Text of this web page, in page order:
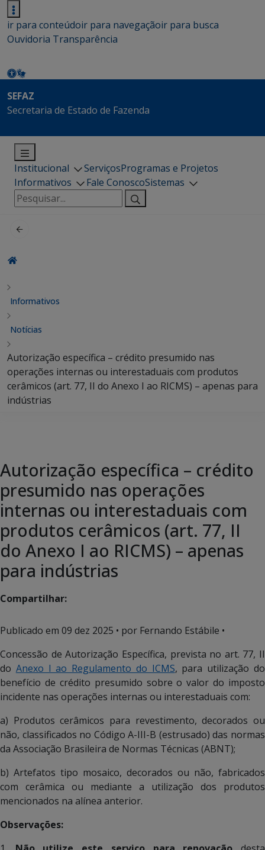
ir para conteúdoir para navegaçãoir para busca
Ouvidoria Transparência
SEFAZ
Secretaria de Estado de Fazenda
Institucional ServiçosProgramas e Projetos
Informativos
Fale ConoscoSistemas
Pesquisar
por:
Informativos
Notícias
Autorização específica – crédito presumido nas
operações internas ou interestaduais com produtos
cerâmicos (art. 77, II do Anexo I ao RICMS) – apenas para
indústrias
Autorização específica – crédito
presumido nas operações
internas ou interestaduais com
produtos cerâmicos (art. 77, II
do Anexo I ao RICMS) – apenas
para indústrias
Compartilhar:
Publicado em 09 dez 2025 • por Fernando Estábile •
Concessão de Autorização Específica, prevista no art. 77, II
do Anexo I ao Regulamento do ICMS, para utilização do
benefício de crédito presumido sobre o valor do imposto
incidente nas operações internas ou interestaduais com:
a) Produtos cerâmicos para revestimento, decorados ou
não, classificados no Código A-III-B (estrusado) das normas
da Associação Brasileira de Normas Técnicas (ABNT);
b) Artefatos tipo mosaico, decorados ou não, fabricados
com cerâmica ou mediante a utilização dos produtos
mencionados na alínea anterior.
Observações: